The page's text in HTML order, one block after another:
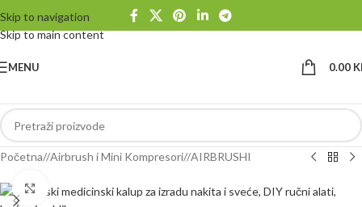
Skip to navigation
Skip to main content
MENU 0.00
Početna/ Airbrush i Mini Kompresori/ AIRBRUSHI
Klikni da uvećaš